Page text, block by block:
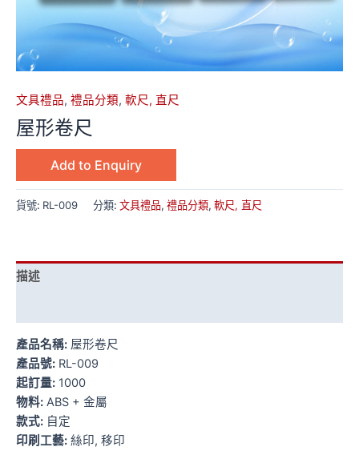
文具禮品, 禮品分類, 軟尺, 直尺
屋形卷尺
Add to Enquiry
貨號: RL-009 分類: 文具禮品, 禮品分類, 軟尺, 直尺
描述
產品名稱: 屋形卷尺
產品號: RL-009
起訂量: 1000
物料: ABS + 金屬
款式: 自定
印刷工藝: 絲印, 移印